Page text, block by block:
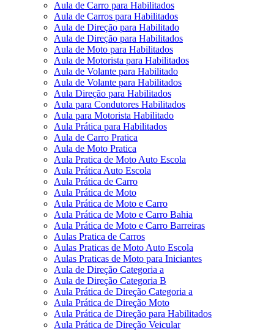
Aula de Carro para Habilitados
Aula de Carros para Habilitados
Aula de Direção para Habilitado
Aula de Direção para Habilitados
Aula de Moto para Habilitados
Aula de Motorista para Habilitados
Aula de Volante para Habilitado
Aula de Volante para Habilitados
Aula Direção para Habilitados
Aula para Condutores Habilitados
Aula para Motorista Habilitado
Aula Prática para Habilitados
Aula de Carro Pratica
Aula de Moto Pratica
Aula Pratica de Moto Auto Escola
Aula Prática Auto Escola
Aula Prática de Carro
Aula Prática de Moto
Aula Prática de Moto e Carro
Aula Prática de Moto e Carro Bahia
Aula Prática de Moto e Carro Barreiras
Aulas Pratica de Carros
Aulas Praticas de Moto Auto Escola
Aulas Praticas de Moto para Iniciantes
Aula de Direção Categoria a
Aula de Direção Categoria B
Aula Prática de Direção Categoria a
Aula Prática de Direção Moto
Aula Prática de Direção para Habilitados
Aula Prática de Direção Veicular